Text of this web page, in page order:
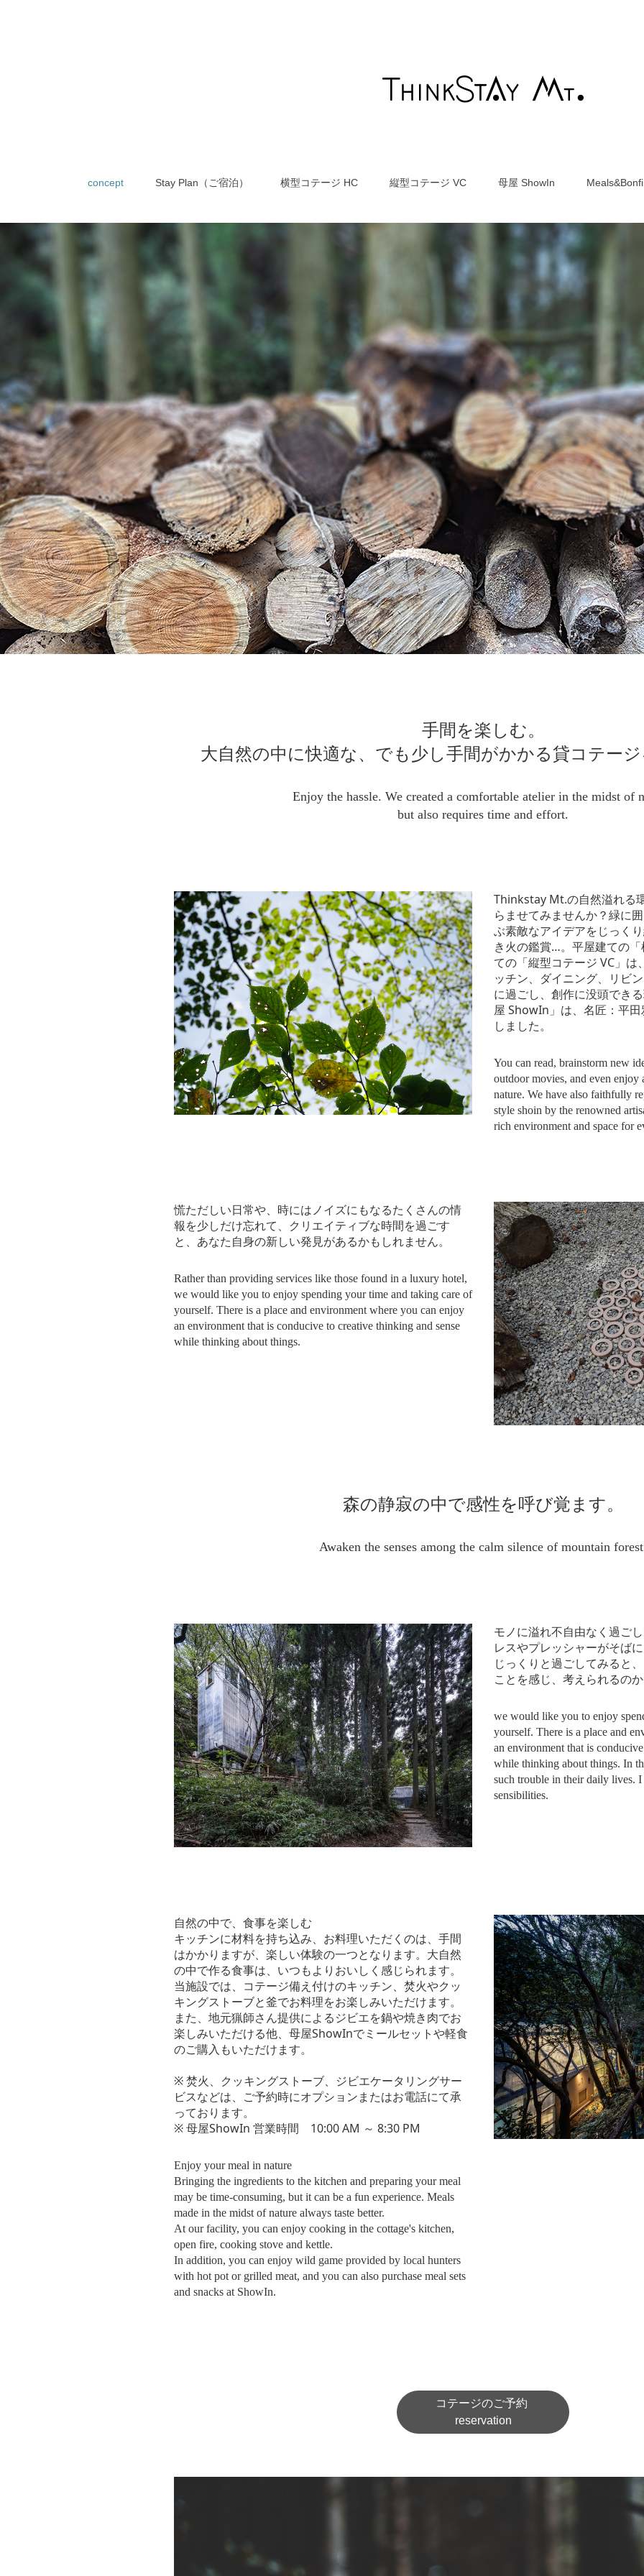
concept Stay Plan（ご宿泊） 横型コテージ HC 縦型コテージ VC 母屋 ShowIn
手間を楽しむ。
大自然の中に快適な、でも少し手間がかかる貸コテー
Enjoy the hassle. We created a comfortable atelier in the midst of
but also requires time and effort.
Thinkstay Mt.の自然溢れる
らませてみませんか？緑に
ぶ素敵なアイデアをじっく
き火の鑑賞…。平屋建ての
ての「縦型コテージ VC」
ッチン、ダイニング、リビ
に過ごし、創作に没頭でき
屋 ShowIn」は、名匠：平
しました。
You can read, brainstorm new
outdoor movies, and even
nature. We have also faithfully
style shoin by the renowned
rich environment and space for
慌ただしい日常や、時にはノイズにもなるたくさんの情
報を少しだけ忘れて、クリエイティブな時間を過ごす
と、あなた自身の新しい発見があるかもしれません。
Rather than providing services like those found in a luxury hotel,
we would like you to enjoy spending your time and taking care of
yourself. There is a place and environment where you can enjoy
an environment that is conducive to creative thinking and sense
while thinking about things.
森の静寂の中で感性を呼び覚ます。
Awaken the senses among the calm silence of mountain
モノに溢れ不自由なく過ご
レスやプレッシャーがそば
じっくりと過ごしてみると
ことを感じ、考えられるの
we would like you to enjoy
yourself. There is a place and
an environment that is
while thinking about things. In
such trouble in their daily lives.
sensibilities.
自然の中で、食事を楽しむ
キッチンに材料を持ち込み、お料理いただくのは、手間
はかかりますが、楽しい体験の一つとなります。大自然
の中で作る食事は、いつもよりおいしく感じられます。
当施設では、コテージ備え付けのキッチン、焚火やクッ
キングストーブと釜でお料理をお楽しみいただけます。
また、地元猟師さん提供によるジビエを鍋や焼き肉でお
楽しみいただける他、母屋ShowInでミールセットや軽食
のご購入もいただけます。
※ 焚火、クッキングストーブ、ジビエケータリングサー
ビスなどは、ご予約時にオプションまたはお電話にて承
っております。
※ 母屋ShowIn 営業時間 10:00 AM ～ 8:30 PM
Enjoy your meal in nature
Bringing the ingredients to the kitchen and preparing your meal
may be time-consuming, but it can be a fun experience. Meals
made in the midst of nature always taste better.
At our facility, you can enjoy cooking in the cottage's kitchen,
open fire, cooking stove and kettle.
In addition, you can enjoy wild game provided by local hunters
with hot pot or grilled meat, and you can also purchase meal sets
and snacks at ShowIn.
コテージのご予約
reservation